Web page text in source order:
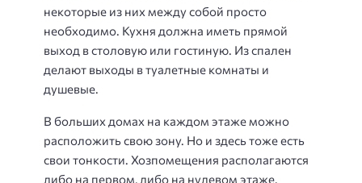
некоторые из них между собой просто
необходимо. Кухня должна иметь прямой
выход в столовую или гостиную. Из спален
делают выходы в туалетные комнаты и
душевые.
В больших домах на каждом этаже можно
расположить свою зону. Но и здесь тоже есть
свои тонкости. Хозпомещения располагаются
либо на первом, либо на нулевом этаже.